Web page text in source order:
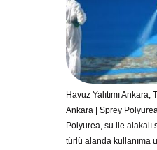
Havuz Yalıtımı
Ankara | Sprey
Polyurea, su ile
türlü alanda kullanıma